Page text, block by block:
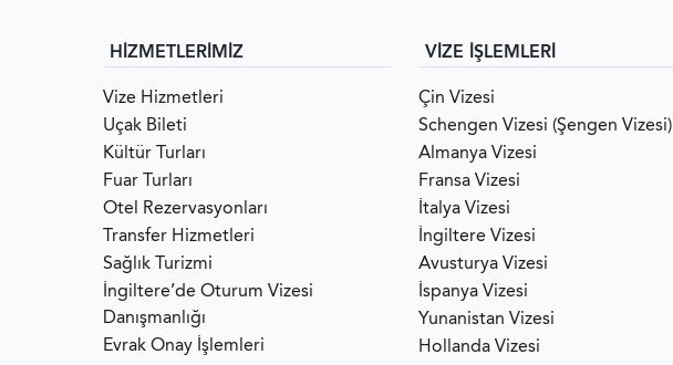
HİZMETLERİMİZ
Vize Hizmetleri
Uçak Bileti
Kültür Turları
Fuar Turları
Otel Rezervasyonları
Transfer Hizmetleri
Sağlık Turizmi
İngiltere’de Oturum Vizesi
Danışmanlığı
Evrak Onay İşlemleri
VİZE İŞLEMLERİ
Çin Vizesi
Schengen Vizesi (Şengen Vizesi)
Almanya Vizesi
Fransa Vizesi
İtalya Vizesi
İngiltere Vizesi
Avusturya Vizesi
İspanya Vizesi
Yunanistan Vizesi
Hollanda Vizesi